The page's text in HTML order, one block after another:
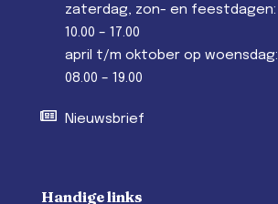
zaterdag, zon- en feestdagen:
10.00 – 17.00
april t/m oktober op woensdag:
08.00 – 19.00
Nieuwsbrief
Handige links